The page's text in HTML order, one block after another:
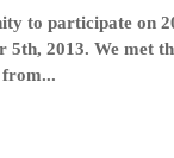
to participate on
5th, 2013. We met
from...